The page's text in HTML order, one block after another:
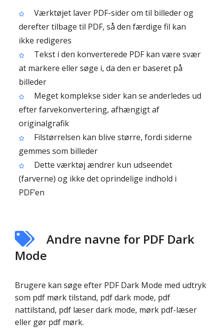
Værktøjet laver PDF-sider om til billeder og
derefter tilbage til PDF, så den færdige fil kan
ikke redigeres
Tekst i den konverterede PDF kan være svær
at markere eller søge i, da den er baseret på
billeder
Meget komplekse sider kan se anderledes ud
efter farvekonvertering, afhængigt af
originalgrafik
Filstørrelsen kan blive større, fordi siderne
gemmes som billeder
Dette værktøj ændrer kun udseendet
(farverne) og ikke det oprindelige indhold i
PDF’en
Andre navne for PDF Dark
Mode
Brugere kan søge efter PDF Dark Mode med udtryk
som pdf mørk tilstand, pdf dark mode, pdf
nattilstand, pdf læser dark mode, mørk pdf-læser
eller gør pdf mørk.